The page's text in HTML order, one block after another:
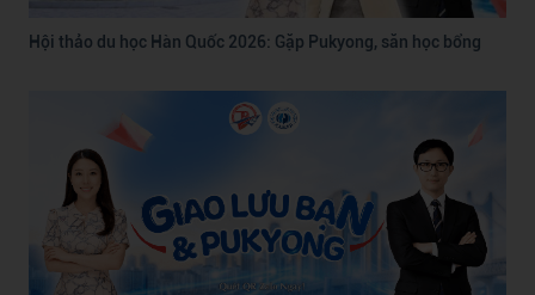
Hội thảo du học Hàn Quốc 2026: Gặp Pukyong, săn học bổng